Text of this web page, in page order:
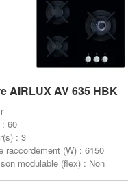
AIRLUX AV 635 HBK
: 60
: 3
raccordement (W) : 6150
modulable (flex) : Non